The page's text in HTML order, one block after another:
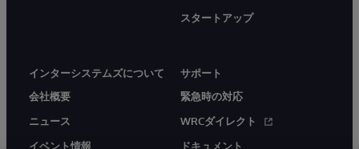
スタートアップ
インターシステムズについて
会社概要
ニュース
イベント情報
サポート
緊急時の対応
WRCダイレクト
ドキュメント